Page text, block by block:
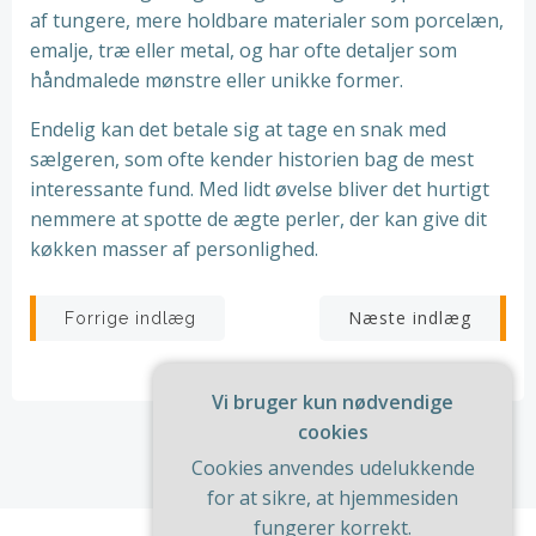
af tungere, mere holdbare materialer som porcelæn,
emalje, træ eller metal, og har ofte detaljer som
håndmalede mønstre eller unikke former.
Endelig kan det betale sig at tage en snak med
sælgeren, som ofte kender historien bag de mest
interessante fund. Med lidt øvelse bliver det hurtigt
nemmere at spotte de ægte perler, der kan give dit
køkken masser af personlighed.
Indlægsnavigation
Forrige indlæg Næste indlæg
Vi bruger kun nødvendige
cookies
Cookies anvendes udelukkende
for at sikre, at hjemmesiden
fungerer korrekt.